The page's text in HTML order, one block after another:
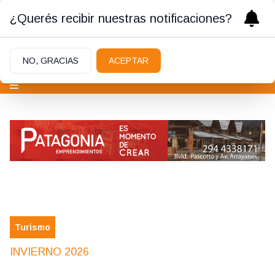
Turismo
INVIERNO 2026
¿Querés recibir nuestras notificaciones?
NO, GRACIAS ACEPTAR